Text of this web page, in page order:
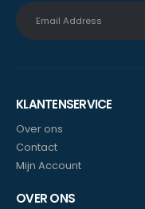
KLANTENSERVICE
Over ons
Contact
Mijn Account
OVER ONS